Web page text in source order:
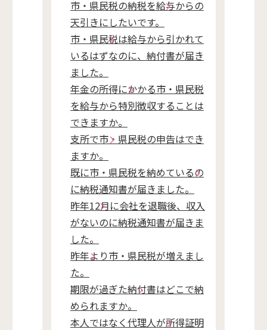
市・県民税の納税を給与からの
天引きにしたいです。
市・県民税は給与から引かれて
いるはずなのに、納付書が届き
ました。
年金の所得にかかる市・県民税
を給与から特別徴収することは
できますか。
支所で市・県民税の申告はでき
ますか。
既に市・県民税を納めているの
に納税通知書が届きました。
昨年12月に会社を退職後、収入
がないのに納税通知書が届きま
した。
昨年より市・県民税が増えまし
た。
期限が過ぎた納付書はどこで納
められますか。
本人ではなく代理人が所得証明